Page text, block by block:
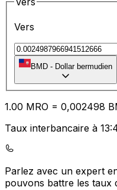
Vers
BMD - Dollar bermudien
1.00 MRO = 0,002498
Taux interbancaire à
Parlez avec un expert
pouvons battre les taux